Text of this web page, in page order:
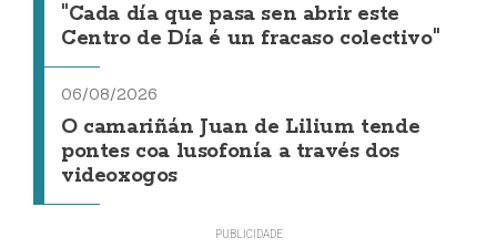
"Cada día que pasa sen abrir este
Centro de Día é un fracaso colectivo"
06/08/2026
O camariñán Juan de Lilium tende
pontes coa lusofonía a través dos
videoxogos